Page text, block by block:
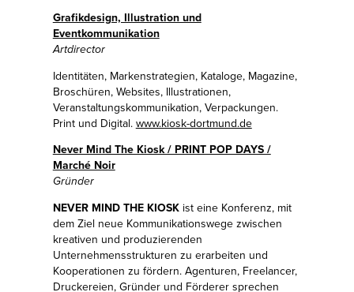
Grafikdesign, Illustration und
Eventkommunikation
Artdirector
Identitäten, Markenstrategien, Kataloge, Magazine,
Broschüren, Websites, Illustrationen,
Veranstaltungskommunikation, Verpackungen.
Print und Digital. www.kiosk-dortmund.de
Never Mind The Kiosk / PRINT POP DAYS /
Marché Noir
Gründer
NEVER MIND THE KIOSKist eine Konferenz, mit
dem Ziel neue Kommunikationswege zwischen
kreativen und produzierenden
Unternehmensstrukturen zu erarbeiten und
Kooperationen zu fördern. Agenturen, Freelancer,
Druckereien, Gründer und Förderer sprechen